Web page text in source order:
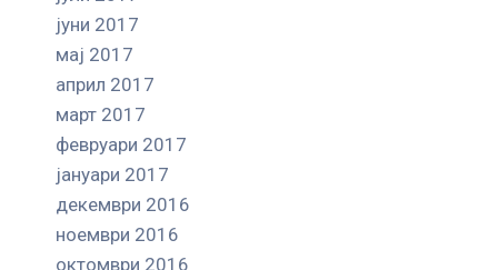
јуни 2017
мај 2017
април 2017
март 2017
февруари 2017
јануари 2017
декември 2016
ноември 2016
октомври 2016